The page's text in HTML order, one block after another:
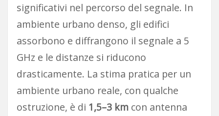
significativi nel percorso del segnale. In
ambiente urbano denso, gli edifici
assorbono e diffrangono il segnale a 5
GHz e le distanze si riducono
drasticamente. La stima pratica per un
ambiente urbano reale, con qualche
ostruzione, è di 1,5–3 kmcon antenna